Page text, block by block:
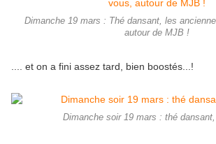
Dimanche 19 mars : Thé dansant, les
autour de MJB !
.... et on a fini assez tard, bien boostés...!
Dimanche soir 19 mars : thé